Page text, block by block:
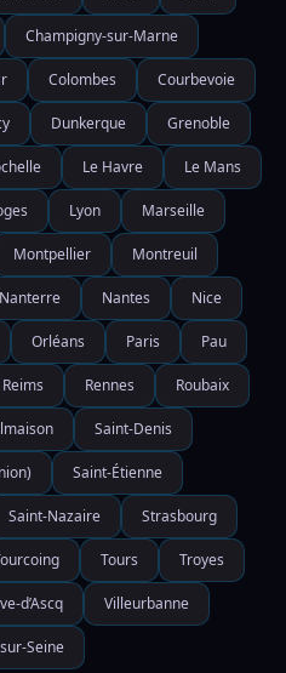
Champigny-sur-Marne
Colombes Courbevoie
Dunkerque Grenoble
Le Havre Le Mans
Lyon Marseille
Montpellier Montreuil
Nanterre Nantes Nice
Orléans Paris Pau
Reims Rennes Roubaix
Saint-Denis
Saint-Étienne
Saint-Nazaire Strasbourg
Tours Troyes
d’Ascq Villeurbanne
Seine